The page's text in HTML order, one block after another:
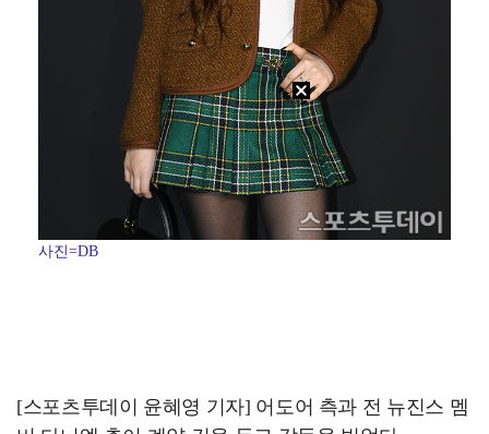
사진=DB
[스포츠투데이 윤혜영 기자] 어도어 측과 전 뉴진스 멤